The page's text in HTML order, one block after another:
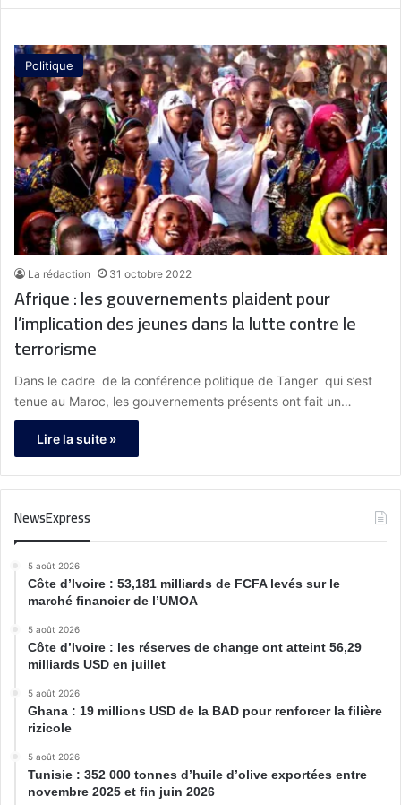
Politique
La rédaction 31 octobre 2022
Afrique : les gouvernements plaident pour
l’implication des jeunes dans la lutte contre le
terrorisme
Dans le cadre de la conférence politique de Tanger qui s’est
tenue au Maroc, les gouvernements présents ont fait un…
Lire la suite »
NewsExpress
5 août 2026
Côte d’Ivoire : 53,181 milliards de FCFA levés sur le
marché financier de l’UMOA
5 août 2026
Côte d’Ivoire : les réserves de change ont atteint 56,29
milliards USD en juillet
5 août 2026
Ghana : 19 millions USD de la BAD pour renforcer la filière
rizicole
5 août 2026
Tunisie : 352 000 tonnes d’huile d’olive exportées entre
novembre 2025 et fin juin 2026